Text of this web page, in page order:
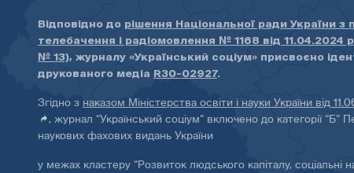
Відповідно до рішення Національної ради України з
телебачення і радіомовлення № 1168 від 11.04.2024
№ 13), журналу «Український соціум» присвоєно
друкованого медіа R30-02927.
Згідно з наказом Міністерства освіти і науки України від
, журнал “Український соціум” включено до категорії “Б”
наукових фахових видань України
у межах кластеру “Розвиток людського капіталу, соціальні